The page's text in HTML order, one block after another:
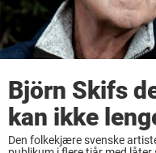
Björn Skifs
kan ikke
Den folkekjære svenske